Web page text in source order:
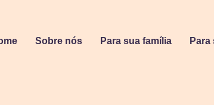
Sobre nós Para sua família Para